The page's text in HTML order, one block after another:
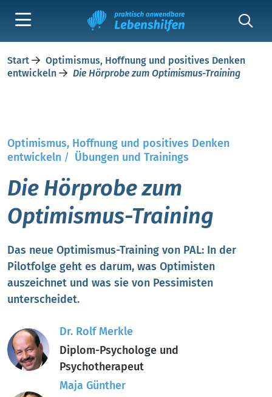
Start
Optimismus, Hoffnung und positives Denken
entwickeln
Die Hörprobe zum Optimismus-Training
Optimismus, Hoffnung und positives Denken
entwickeln / Übungen und Trainings
Die Hörprobe zum
Optimismus-Training
Das neue Optimismus-Training von PAL: In der
Pilotfolge geht es darum, was Optimisten
auszeichnet und was sie von Pessimisten
unterscheidet.
Dr. Rolf Merkle
Diplom-Psychologe und
Psychotherapeut
Maja Günther